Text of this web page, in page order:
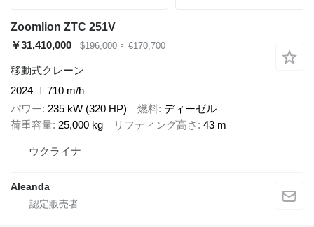
Zoomlion ZTC 251V
￥31,410,000
$196,000 ≈ €170,700
移動式クレーン
2024
710 m/h
パワー 235 kW (320 HP) 燃料 ディーゼル
荷重容量 25,000 kg リフティング高さ 43 m
ウクライナ
Aleanda